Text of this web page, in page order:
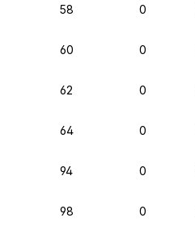
58 0
60 0
62 0
64 0
94 0
98 0